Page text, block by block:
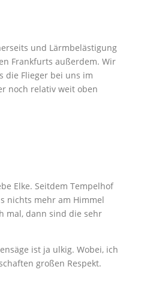
und Lärmbelästigung
Frankfurts außerdem. Wir
die Flieger bei uns im
noch relativ weit oben
Elke. Seitdem Tempelhof
nichts mehr am Himmel
mal, dann sind die sehr
ist ja ulkig. Wobei, ich
großen Respekt.